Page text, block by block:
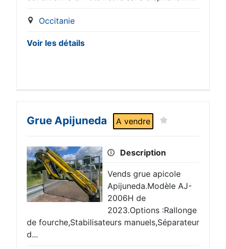
Occitanie
Voir les détails
Grue Apijuneda A vendre
Description
Vends grue apicole
Apijuneda.Modèle AJ-
2006H de
2023.Options :Rallonge
de fourche,Stabilisateurs manuels,Séparateur
d...